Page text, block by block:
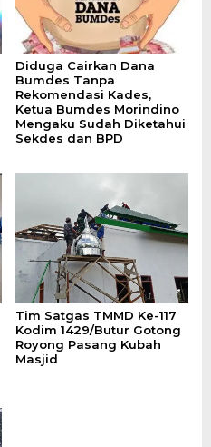
Diduga Cairkan Dana
Bumdes Tanpa
Rekomendasi Kades,
Ketua Bumdes Morindino
Mengaku Sudah Diketahui
Sekdes dan BPD
Tim Satgas TMMD Ke-117
Kodim 1429/Butur Gotong
Royong Pasang Kubah
Masjid